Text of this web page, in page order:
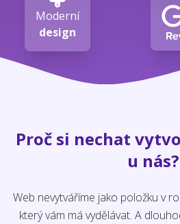
Moderní
design
Proč si nechat
u nás?
Web nevytváříme jako položku v
který vám má vydělávat. A